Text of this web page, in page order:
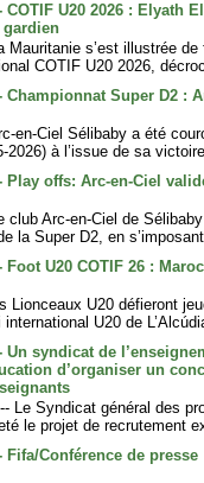
COTIF U20 2026 : Elyath
gardien
Mauritanie s’est illustrée
COTIF U20 2026,
Championnat Super D2 :
en-Ciel Sélibaby a été
2026) à l’issue de sa
- Play offs: Arc-en-Ciel
club Arc-en-Ciel de
la Super D2, en
Foot U20 COTIF 26 :
Lionceaux U20 défieront
U20 de
Un syndicat de
d’organiser un
Le Syndicat général des
le projet de recrutement
Fifa/Conférence de